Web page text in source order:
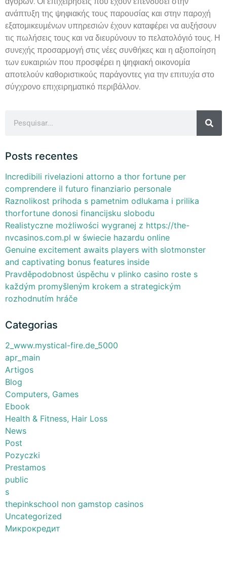
ανάπτυξη της ψηφιακής τους παρουσίας και στην παροχή
εξατομικευμένων υπηρεσιών έχουν καταφέρει να αυξήσουν
τις πωλήσεις τους και να διευρύνουν το πελατολόγιό τους. Η
συνεχής προσαρμογή στις νέες συνθήκες και η αξιοποίηση
των ευκαιριών που προσφέρει η ψηφιακή οικονομία
αποτελούν καθοριστικούς παράγοντες για την επιτυχία στο
σύγχρονο επιχειρηματικό περιβάλλον.
Posts recentes
Incredibili rivelazioni attorno a thor fortune per
comprendere il futuro finanziario personale
Raznolikost prihoda s pametnim odlukama i prilika
thorfortune donosi financijsku slobodu
Realistyczne możliwości wygranej z https://the-
nvcasinos.com.pl w świecie hazardu online
Genuine excitement awaits players with slotmonster
and captivating bonus features inside
Pravděpodobnost úspěchu v plinko casino roste s
každým promyšleným krokem a strategickým
rozhodnutím hráče
Categorias
2_www.mystical-fire.de_5000
apr_main
Artigos
Blog
Computers, Games
Ebook
Health & Fitness, Hair Loss
News
Post
Pozyczki
Prestamos
public
s
thepinkschool non gamstop casinos
Uncategorized
Микрокредит